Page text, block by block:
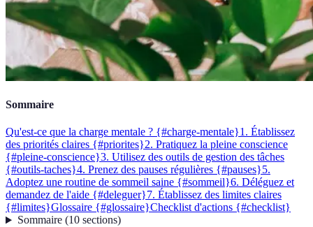
Sommaire
Qu'est-ce que la charge mentale ? {#charge-mentale}1. Établissez
des priorités claires {#priorites}2. Pratiquez la pleine conscience
{#pleine-conscience}3. Utilisez des outils de gestion des tâches
{#outils-taches}4. Prenez des pauses régulières {#pauses}5.
Adoptez une routine de sommeil saine {#sommeil}6. Déléguez et
demandez de l'aide {#deleguer}7. Établissez des limites claires
{#limites}Glossaire {#glossaire}Checklist d'actions {#checklist}
Sommaire(10 sections)